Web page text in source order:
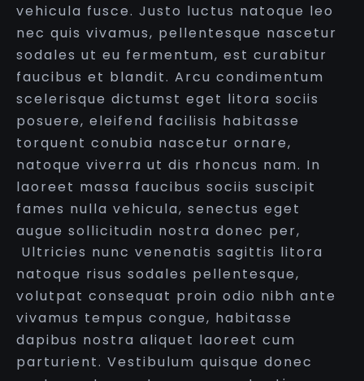
vehicula fusce. Justo luctus natoque leo
nec quis vivamus, pellentesque nascetur
sodales ut eu fermentum, est curabitur
faucibus et blandit. Arcu condimentum
scelerisque dictumst eget litora sociis
posuere, eleifend facilisis habitasse
torquent conubia nascetur ornare,
natoque viverra ut dis rhoncus nam. In
laoreet massa faucibus sociis suscipit
fames nulla vehicula, senectus eget
augue sollicitudin nostra donec per,
Ultricies nunc venenatis sagittis litora
natoque risus sodales pellentesque,
volutpat consequat proin odio nibh ante
vivamus tempus congue, habitasse
dapibus nostra aliquet laoreet cum
parturient. Vestibulum quisque donec